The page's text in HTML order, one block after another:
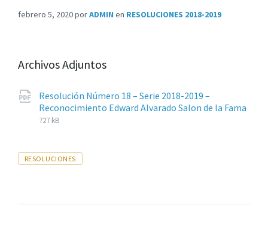
febrero 5, 2020porADMIN en RESOLUCIONES 2018-2019
Archivos Adjuntos
Resolución Número 18 – Serie 2018-2019 –
Reconocimiento Edward Alvarado Salon de la Fama
Extensiones
pdf
Tamaño
727 kB
Tags
RESOLUCIONES